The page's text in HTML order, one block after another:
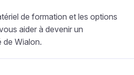
de formation et les options
aider à devenir un
de Wialon.